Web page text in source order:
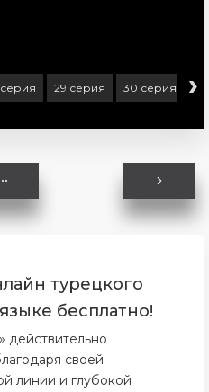
29 серия 30 серия ›
турецкого
бесплатно!
действительно
своей
линии и глубокой